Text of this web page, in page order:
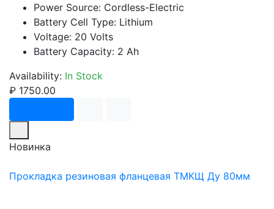
Power Source: Cordless-Electric
Battery Cell Type: Lithium
Voltage: 20 Volts
Battery Capacity: 2 Ah
Availability: In Stock
₽ 1750.00
Новинка
Прокладка резиновая фланцевая ТМКЩ Ду 80мм